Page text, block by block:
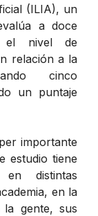
(ILIA), un
a doce
el nivel de
relación a la
cinco
un puntaje
importante
estudio tiene
distintas
en la
la gente, sus